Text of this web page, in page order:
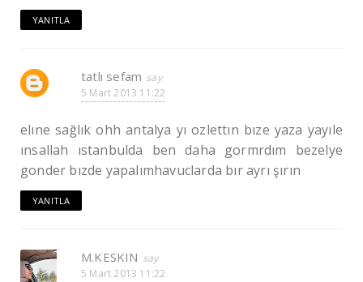
YANITLA
tatlı sefam
5 Mart 2013 11:22
elıne sağlık ohh antalya yı ozlettın bıze yaza yayıle
ınsallah ıstanbulda ben daha gormrdım bezelye
gonder bızde yapalımhavuclarda bır ayrı şırın
YANITLA
M.KESKIN
5 Mart 2013 11:22